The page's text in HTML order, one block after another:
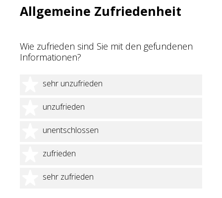
Allgemeine Zufriedenheit
Wie zufrieden sind Sie mit den gefundenen
Informationen?
sehr unzufrieden
1 Stern
unzufrieden
2 Sterne
unentschlossen
3 Sterne
zufrieden
4 Sterne
sehr zufrieden
5 Sterne